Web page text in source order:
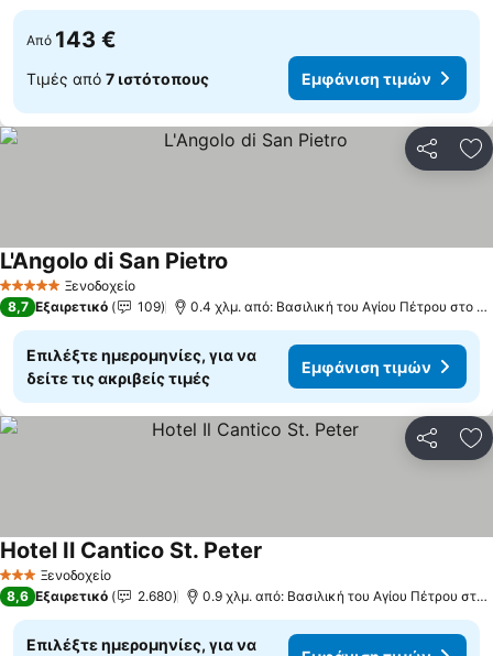
Από 143 €
Τιμές από 7 ιστότοπους Εμφάνιση τιμών
5 Αστέρια Ξενοδοχείο
L'Angolo di San Pietro
8,7 Εξαιρετικό 109 0.4 χλμ. από: Βασιλική του Αγίου Πέτρου στο Βατικανό
Επιλέξτε ημερομηνίες, για να
δείτε τις ακριβείς τιμές
Εμφάνιση τιμών
3 ΑστέριαΞενοδοχείο
Hotel Il Cantico St. Peter
8,6 Εξαιρετικό 2.680 0.9 χλμ. από: Βασιλική του Αγίου Πέτρου στο Βατικανό
Επιλέξτε ημερομηνίες, για να